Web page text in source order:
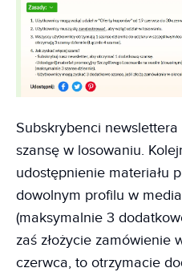
Subskrybenci
szansę w losowaniu.
udostępnienie materiału
dowolnym profilu w
(maksymalnie 3
zaś złożycie zamówienie
czerwca, to otrzymacie